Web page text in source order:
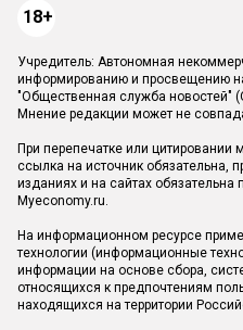
18+
Учредитель: Автономная
информированию и просвещению
"Общественная служба новостей"
Мнение редакции может не
При перепечатке или цитировании
ссылка на источник обязательна,
изданиях и на сайтах обязательна
Myeconomy.ru.
На информационном ресурсе
технологии (информационные
информации на основе сбора,
относящихся к предпочтениям
находящихся на территории